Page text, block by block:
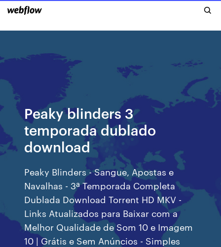
Peaky blinders 3
temporada dublado
download
Peaky Blinders - Sangue, Apostas e
Navalhas - 3ª Temporada Completa
Dublada Download Torrent HD MKV -
Links Atualizados para Baixar com a
Melhor Qualidade de Som 10 e Imagem
10 | Grátis e Sem Anúncios - Simples